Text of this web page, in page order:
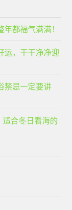
都福气满满！
运，干干净净迎
禁忌一定要讲
适合冬日看海的